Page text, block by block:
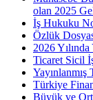
olan 2025
İş Hukuku
Özlük
2026
Ticaret Sicil
Türkiye
Büyük ve